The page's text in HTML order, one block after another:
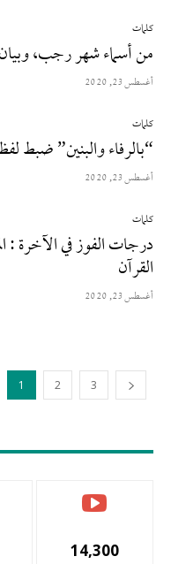
كلمات
من أسماء شهر رجب، وبيان
أغسطس 23, 2020
كلمات
“بالرفاء والبنين” ضبط
أغسطس 23, 2020
كلمات
درجات الفوز في الآخرة :
القرآن
أغسطس 23, 2020
1 2 3
14,300